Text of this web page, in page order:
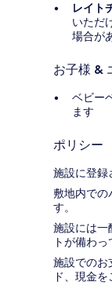
レイト
いただ
場合が
お子様 &
ベビー
ます
ポリシー
施設に登録
敷地内での
す。
施設には一
トが備わっ
施設でのお
ド、現金を